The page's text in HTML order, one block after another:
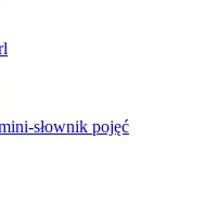
słownik pojęć